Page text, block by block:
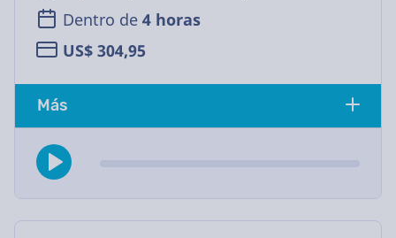
Dentro de 4 horas
US$ 304,95
Más